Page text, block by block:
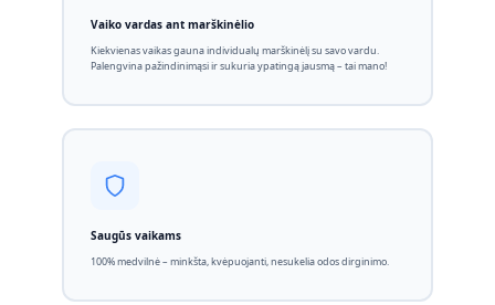
Vaiko vardas ant marškinėlio
Kiekvienas vaikas gauna individualų marškinėlį su savo vardu.
Palengvina pažindinimąsi ir sukuria ypatingą jausmą – tai mano!
Saugūs vaikams
100% medvilnė – minkšta, kvėpuojanti, nesukelia odos dirginimo.